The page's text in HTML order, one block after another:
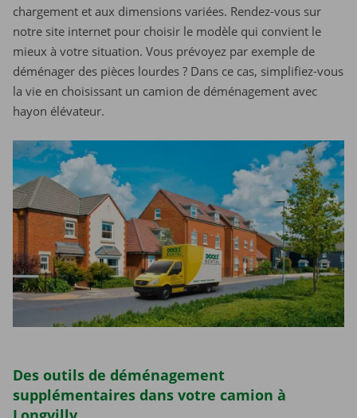
chargement et aux dimensions variées. Rendez-vous sur
notre site internet pour choisir le modèle qui convient le
mieux à votre situation. Vous prévoyez par exemple de
déménager des pièces lourdes ? Dans ce cas, simplifiez-vous
la vie en choisissant un camion de déménagement avec
hayon élévateur.
Des outils de déménagement
supplémentaires dans votre camion à